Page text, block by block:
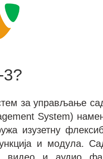
за управљање
System)
изузетну
и модула.